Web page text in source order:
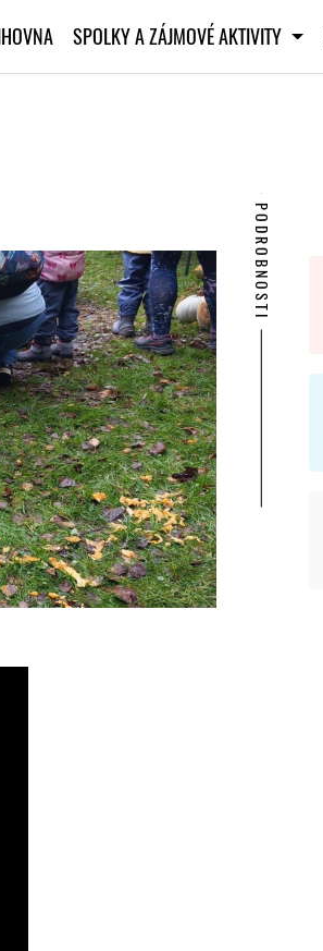
SPOLKY A ZÁJMOVÉ AKTIVITY
PODROBNOSTI